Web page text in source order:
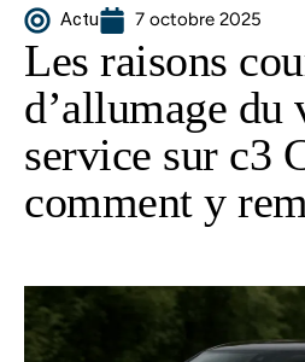
Actu 7 octobre 2025
Les raisons
d’allumage du
service sur c3
comment y